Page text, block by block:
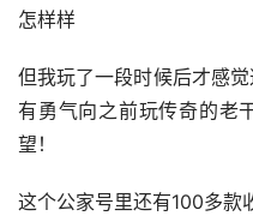
怎样样
但我玩了一段时候后才感
有勇气向之前玩传奇的老
望！
这个公家号里还有100多款